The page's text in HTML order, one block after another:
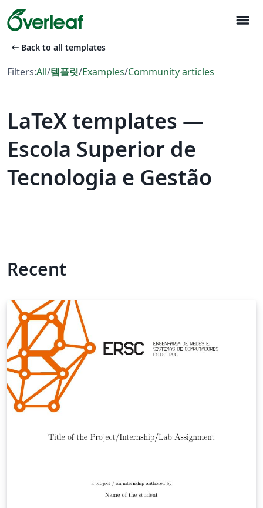
menu
arrow_left_alt Back to all templates
Filters:All/템플릿/Examples/Community articles
LaTeX templates —
Escola Superior de
Tecnologia e Gestão
Recent